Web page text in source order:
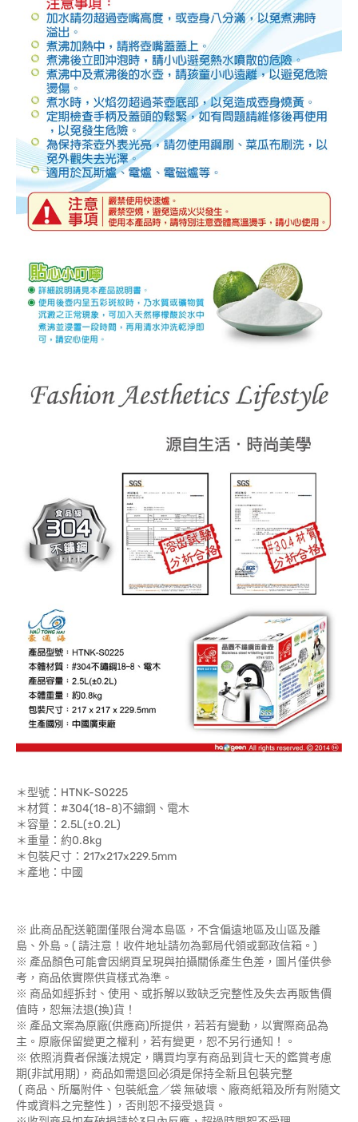
＊型號：HTNK-S0225
＊材質：#304(18-8)不鏽鋼、電木
＊容量：2.5L(±0.2L)
＊重量：約0.8kg
＊包裝尺寸：217x217x229.5mm
＊產地：中國
※ 此商品配送範圍僅限台灣本島區，不含偏遠地區及山區及離
島、外島。( 請注意！收件地址請勿為郵局代領或郵政信箱。)
※ 產品顏色可能會因網頁呈現與拍攝關係產生色差，圖片僅供參
考，商品依實際供貨樣式為準。
※ 商品如經拆封、使用、或拆解以致缺乏完整性及失去再販售價
值時，恕無法退(換)貨！
※ 產品文案為原廠(供應商)所提供，若若有變動，以實際商品為
主。原廠保留變更之權利，若有變更，恕不另行通知！。
※ 依照消費者保護法規定，購買均享有商品到貨七天的鑑賞考慮
期(非試用期)，商品如需退回必須是保持全新且包裝完整
( 商品、所屬附件、包裝紙盒／袋 無破壞、廠商紙箱及所有附隨文
件或資料之完整性 ) ，否則恕不接受退貨。